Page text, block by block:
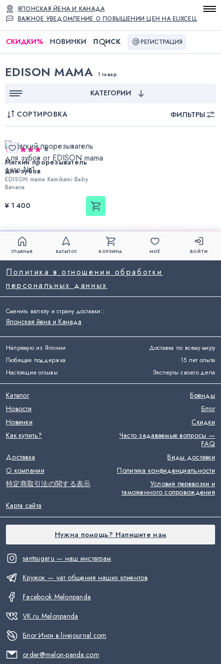
ВАЖНОЕ УВЕДОМЛЕНИЕ О ПОВЫШЕНИИ ЦЕН НА ELIXCELL
ЯПОНСКАЯ ЙЕНА И КАНАДА
СКИДКИ% НОВИНКИ П ИСК РЕГИСТРАЦИЯ
EDISON MAMA 1 товар
КАТЕГОРИИ
СОРТИРОВКА ФИЛЬТРЫ
8
Мягкий прорезыватель
для зубов
EDISON mama Kamikami Baby
Banana
¥ 1 400
ГЛАВНАЯ КАТАЛОГ КОРЗИНА МОЁ ВОЙТИ
Напрямую из Японии
Доставка по всему миру
Любящая поддержка
15 лет опыта
Настоящие отзывы
Эксперты своего дела
santsugaru — наш инстаграм
Кружок — чат общения наших клиентов
Facebook Melonpanda
VK.ru Melonpanda
Блог Инги в livejournal.com
order@melon-panda.com
Политика в отношении обработки
персональных данных
Каталог
Бренды
Новости
Блог
Новинки
Скидки
Как купить?
Часто задаваемые вопросы —
FAQ
Доставка
Виды доставки
О компании
Политика конфиденциальности
特定商取引法の関する表示
Условия перевозки и
таможенного сопровождения
Карта сайта
Сменить валюту и страну доставки::
Японская йена и Канада
Нужна помощь? Напишите нам